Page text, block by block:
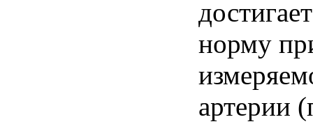
норму
артерии